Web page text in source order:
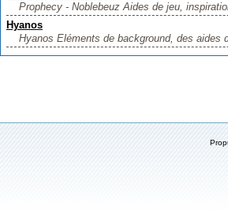
Prophecy - Noblebeuz Aides de jeu,
Hyanos
Hyanos Eléments de background, des aides